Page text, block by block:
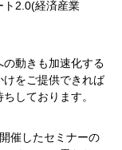
ト2.0(経済産業
動きも加速化する
をご提供できれば
しております。
催したセミナーの